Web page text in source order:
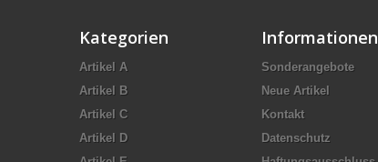
Kategorien
Artikel A
Artikel B
Artikel C
Artikel D
Informationen
Sonderangebote
Neue Artikel
Kontakt
Datenschutz